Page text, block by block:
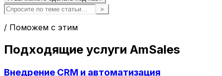
➤
/ Поможем с этим
Подходящие услуги AmSales
Внедрение CRM и автоматизация